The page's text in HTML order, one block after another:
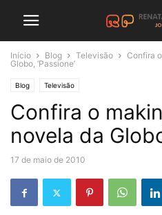
Início Blog Televisão
Confira
Globo, ‘Passione’
Blog Televisão
Confira o
novela da
17 de maio de 2010